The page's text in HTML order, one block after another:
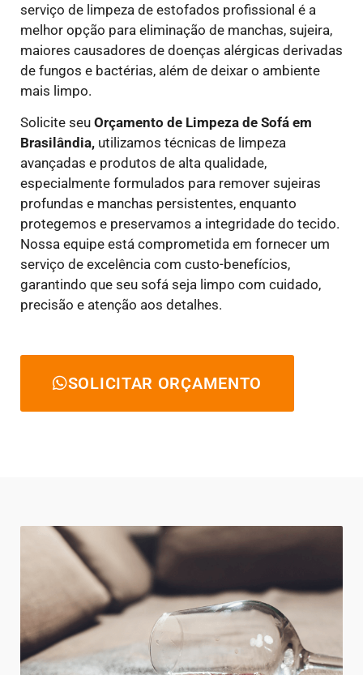
serviço de limpeza de estofados profissional é a
melhor opção para eliminação de manchas, sujeira,
maiores causadores de doenças alérgicas derivadas
de fungos e bactérias, além de deixar o ambiente
mais limpo.
Solicite seu Orçamento de Limpeza de Sofá em
Brasilândia, utilizamos técnicas de limpeza
avançadas e produtos de alta qualidade,
especialmente formulados para remover sujeiras
profundas e manchas persistentes, enquanto
protegemos e preservamos a integridade do tecido.
Nossa equipe está comprometida em fornecer um
serviço de excelência com custo-benefícios,
garantindo que seu sofá seja limpo com cuidado,
precisão e atenção aos detalhes.
SOLICITAR ORÇAMENTO